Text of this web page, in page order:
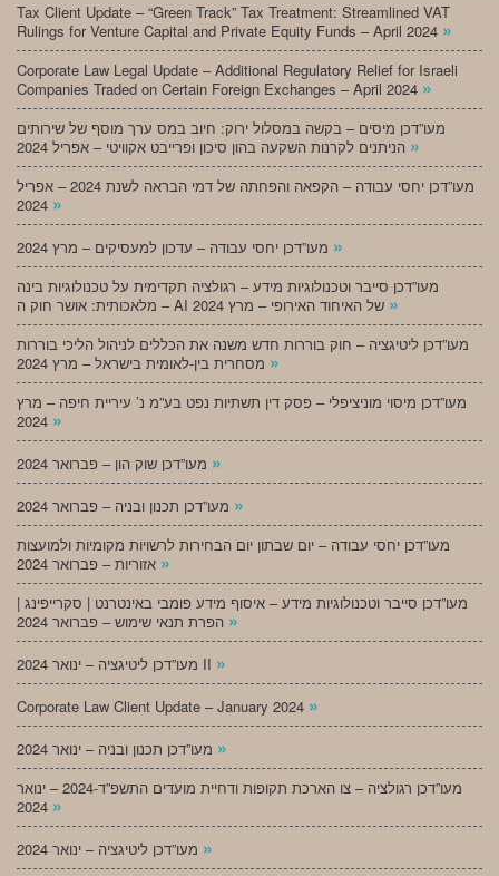
Tax Client Update – “Green Track” Tax Treatment: Streamlined VAT
Rulings for Venture Capital and Private Equity Funds – April 2024 »
Corporate Law Legal Update – Additional Regulatory Relief for Israeli
Companies Traded on Certain Foreign Exchanges – April 2024 »
מעו”דכן מיסים – בקשה במסלול ירוק: חיוב במס ערך מוסף של שירותים
»
מעו”דכן יחסי עבודה – הקפאה והפחתה של דמי הבראה לשנת 2024 – אפריל
»
»
מעו”דכן סייבר וטכנולוגיות מידע – רגולציה תקדימית על טכנולוגיות בינה
»
מעו”דכן ליטיגציה – חוק בוררות חדש משנה את הכללים לניהול הליכי בוררות
»
מעו”דכן מיסוי מוניציפלי – פסק דין תשתיות נפט בע”מ נ’ עיריית חיפה – מרץ
»
»
»
מעו”דכן יחסי עבודה – יום שבתון יום הבחירות לרשויות מקומיות ולמועצות
»
מעו”דכן סייבר וטכנולוגיות מידע – איסוף מידע פומבי באינטרנט | סקרייפינג |
»
מעו”דכן ליטיגציה – ינואר 2024 II »
Corporate Law Client Update – January 2024 »
»
מעו”דכן רגולציה – צו הארכת תקופות ודחיית מועדים התשפ”ד-2024 – ינואר
»
»